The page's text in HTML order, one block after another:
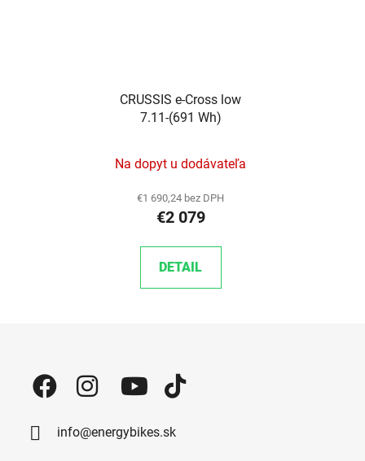
CRUSSIS e-Cross low
7.11-(691 Wh)
Na dopyt u dodávateľa
€1 690,24 bez DPH
€2 079
DETAIL
info@energybikes.sk